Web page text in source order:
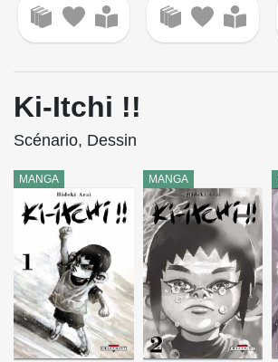
Ki-Itchi !!
Scénario, Dessin
MANGA MANGA